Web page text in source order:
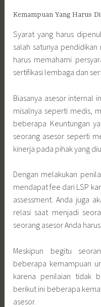
Kemampuan Yang Harus
Syarat yang harus
salah satunya
harus memahami
sertifikasi lembaga dan
Biasanya asesor internal
misalnya seperti medis,
beberapa Keuntungan
seorang asesor seperti
kinerja pada pihak yang
Dengan melakukan
mendapat fee dari LSP
assessment. Anda juga
relasi saat menjadi
seorang asesor Anda
Meskipun begitu
beberapa kemampuan
karena penilaian tidak
berikut ini beberapa
asesor.